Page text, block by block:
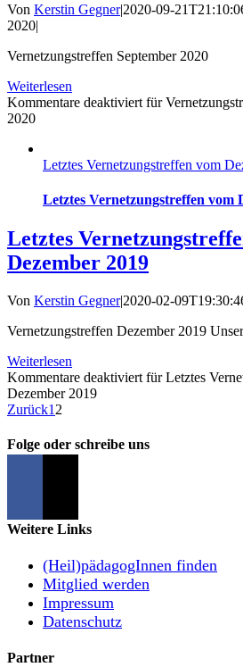
Von Kerstin Gegner|2020-09-
2020|
Vernetzungstreffen September 2020
Weiterlesen
Kommentare deaktiviert für
2020
Letztes Vernetzungstreffen vom
Letztes Vernetzungstreffen vom
Letztes
Dezember 2019
Von Kerstin Gegner|2020-02-
Vernetzungstreffen Dezember 2019 Unser
Weiterlesen
Kommentare deaktiviert für Letztes
Dezember 2019
Zurück1 2
Folge oder schreibe uns
Weitere Links
(Heil)pädagogInnen finden
Mitglied werden
Impressum
Datenschutz
Partner